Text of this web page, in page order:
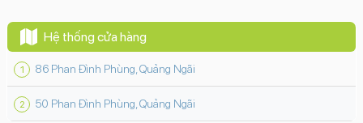
Hệ thống cửa hàng
86 Phan Đình Phùng, Quảng Ngãi
50 Phan Đình Phùng, Quảng Ngãi